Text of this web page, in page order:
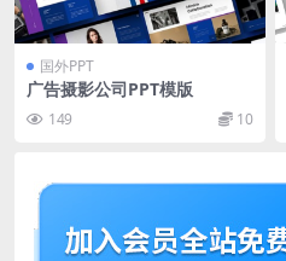
国外PPT
广告摄影公司PPT模版
149 10